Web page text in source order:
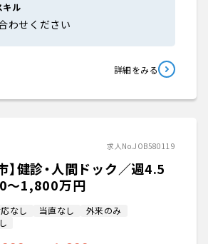
キル
わせください
詳細をみる
求人No.JOB580119
】健診・人間ドック／週4.5
〜1,800万円
なし 当直なし
外来のみ